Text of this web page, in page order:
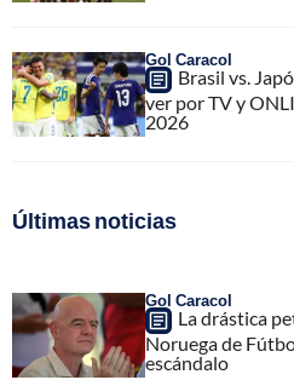
Gol Caracol
Brasil vs.
ver por TV y
2026
Últimas noticias
Gol Caracol
La drástica
Noruega de
escándalo